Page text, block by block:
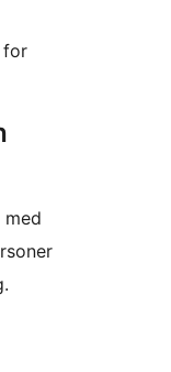
for
med